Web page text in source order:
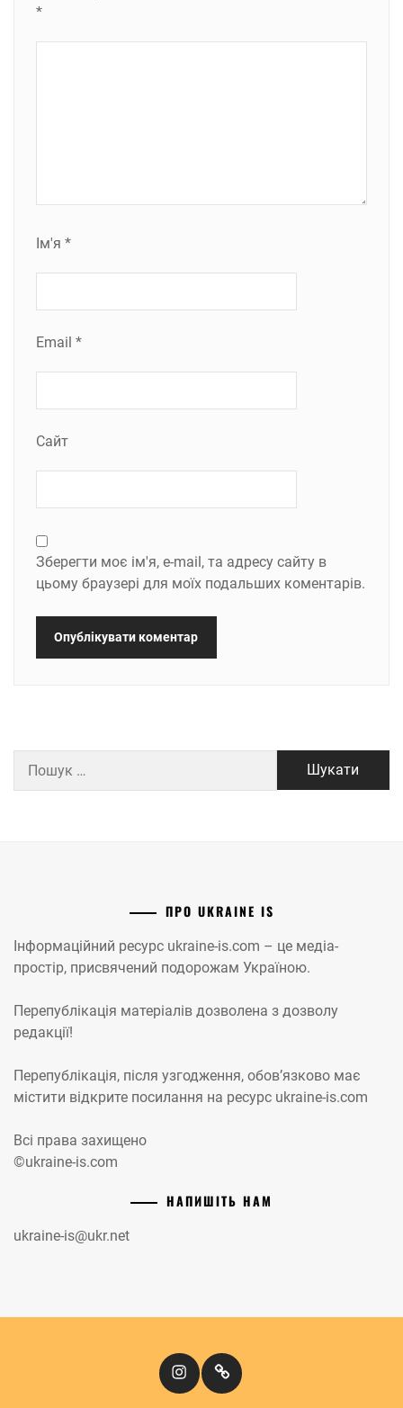
*
Ім'я *
Email *
Сайт
Зберегти моє ім'я, e-mail, та адресу сайту в
цьому браузері для моїх подальших коментарів.
ПРО UKRAINE IS
Інформаційний ресурс ukraine-is.com – це медіа-
простір, присвячений подорожам Україною.
Перепублікація матеріалів дозволена з дозволу
редакції!
Перепублікація, після узгодження, обов’язково має
містити відкрите посилання на ресурс ukraine-is.com
Всі права захищено
©ukraine-is.com
НАПИШІТЬ НАМ
ukraine-is@ukr.net
InstagramКіномандри